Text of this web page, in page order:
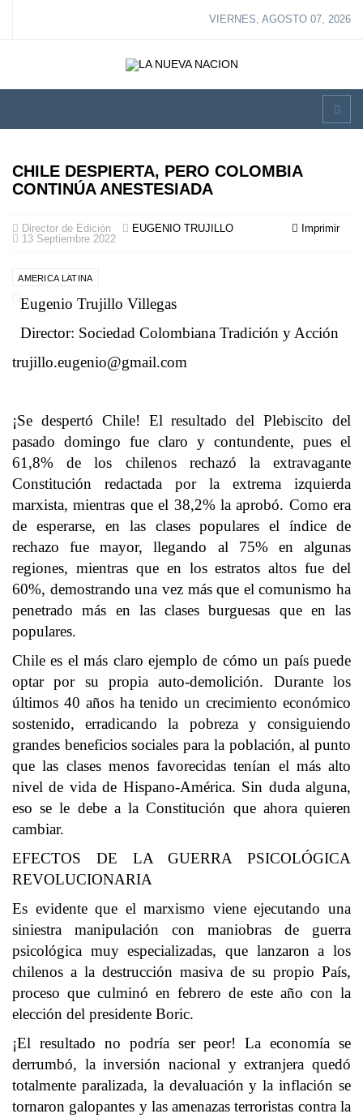
VIERNES, AGOSTO 07, 2026
CHILE DESPIERTA, PERO COLOMBIA
CONTINÚA ANESTESIADA
Imprimir
Director de Edición
EUGENIO TRUJILLO
13 Septiembre 2022
AMERICA LATINA
Eugenio Trujillo Villegas
Director: Sociedad Colombiana Tradición y Acción
trujillo.eugenio@gmail.com
¡Se despertó Chile! El resultado del Plebiscito del
pasado domingo fue claro y contundente, pues el
61,8% de los chilenos rechazó la extravagante
Constitución redactada por la extrema izquierda
marxista, mientras que el 38,2% la aprobó. Como era
de esperarse, en las clases populares el índice de
rechazo fue mayor, llegando al 75% en algunas
regiones, mientras que en los estratos altos fue del
60%, demostrando una vez más que el comunismo ha
penetrado más en las clases burguesas que en las
populares.
Chile es el más claro ejemplo de cómo un país puede
optar por su propia auto-demolición. Durante los
últimos 40 años ha tenido un crecimiento económico
sostenido, erradicando la pobreza y consiguiendo
grandes beneficios sociales para la población, al punto
que las clases menos favorecidas tenían el más alto
nivel de vida de Hispano-América. Sin duda alguna,
eso se le debe a la Constitución que ahora quieren
cambiar.
EFECTOS DE LA GUERRA PSICOLÓGICA
REVOLUCIONARIA
Es evidente que el marxismo viene ejecutando una
siniestra manipulación con maniobras de guerra
psicológica muy especializadas, que lanzaron a los
chilenos a la destrucción masiva de su propio País,
proceso que culminó en febrero de este año con la
elección del presidente Boric.
¡El resultado no podría ser peor! La economía se
derrumbó, la inversión nacional y extranjera quedó
totalmente paralizada, la devaluación y la inflación se
tornaron galopantes y las amenazas terroristas contra la